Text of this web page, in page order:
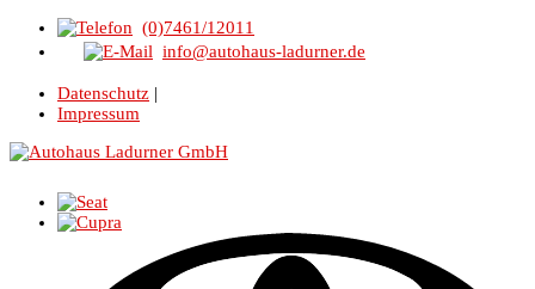
(0)7461/12011
info@autohaus-ladurner.de
Datenschutz |
Impressum